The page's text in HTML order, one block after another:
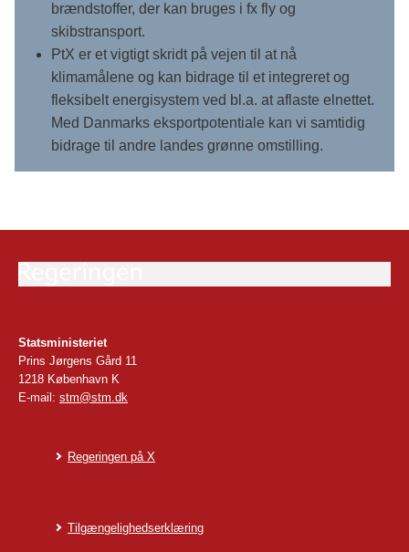
brændstoffer, der kan bruges i fx fly og
skibstransport.
PtX er et vigtigt skridt på vejen til at nå
klimamålene og kan bidrage til et integreret og
fleksibelt energisystem ved bl.a. at aflaste elnettet.
Med Danmarks eksportpotentiale kan vi samtidig
bidrage til andre landes grønne omstilling.
Statsministeriet
Prins Jørgens Gård 11
1218 København K
E-mail: stm@stm.dk
Regeringen på X
Tilgængelighedserklæring